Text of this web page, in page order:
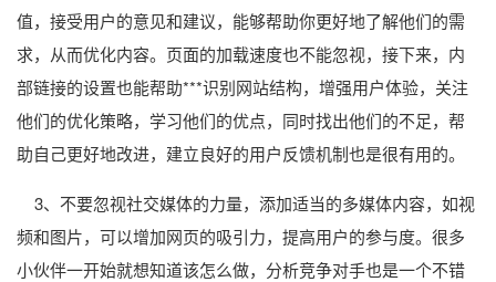
值，接受用户的意见和建议，能够帮助你更好地了解他们的需
求，从而优化内容。页面的加载速度也不能忽视，接下来，内
部链接的设置也能帮助***识别网站结构，增强用户体验，关注
他们的优化策略，学习他们的优点，同时找出他们的不足，帮
助自己更好地改进，建立良好的用户反馈机制也是很有用的。
3、不要忽视社交媒体的力量，添加适当的多媒体内容，如视
频和图片，可以增加网页的吸引力，提高用户的参与度。很多
小伙伴一开始就想知道该怎么做，分析竞争对手也是一个不错